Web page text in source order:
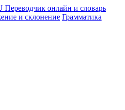
и склонение Грамматика